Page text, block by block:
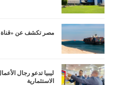
مصر تكشف عن «قناة
ليبيا تدعو رجال
الاستثمارية